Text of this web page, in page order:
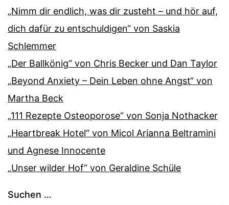
„Nimm dir endlich, was dir zusteht – und hör auf,
dich dafür zu entschuldigen“ von Saskia
Schlemmer
„Der Ballkönig“ von Chris Becker und Dan Taylor
„Beyond Anxiety – Dein Leben ohne Angst“ von
Martha Beck
„111 Rezepte Osteoporose“ von Sonja Nothacker
„Heartbreak Hotel“ von Micol Arianna Beltramini
und Agnese Innocente
„Unser wilder Hof“ von Geraldine Schüle
Suchen …